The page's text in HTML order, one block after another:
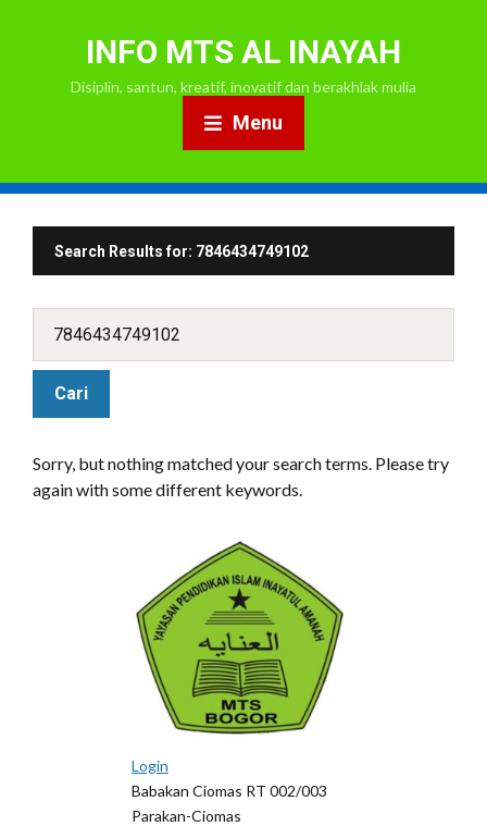
INFO MTS AL INAYAH
Disiplin, santun, kreatif, inovatif dan berakhlak mulia
Menu
Search Results for: 7846434749102
Sorry, but nothing matched your search terms. Please try
again with some different keywords.
Login
Babakan Ciomas RT 002/003
Parakan-Ciomas